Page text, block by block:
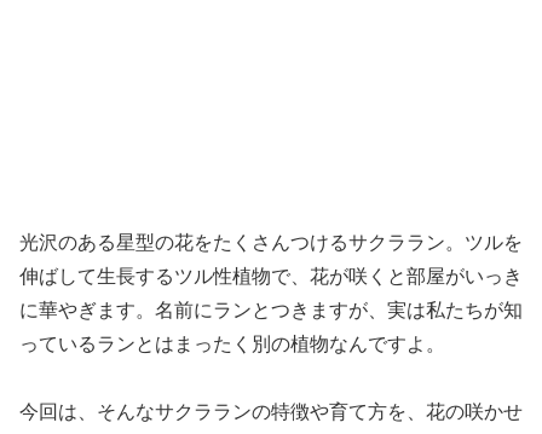
光沢のある星型の花をたくさんつけるサクララン。ツルを
伸ばして生長するツル性植物で、花が咲くと部屋がいっき
に華やぎます。名前にランとつきますが、実は私たちが知
っているランとはまったく別の植物なんですよ。
今回は、そんなサクラランの特徴や育て方を、花の咲かせ